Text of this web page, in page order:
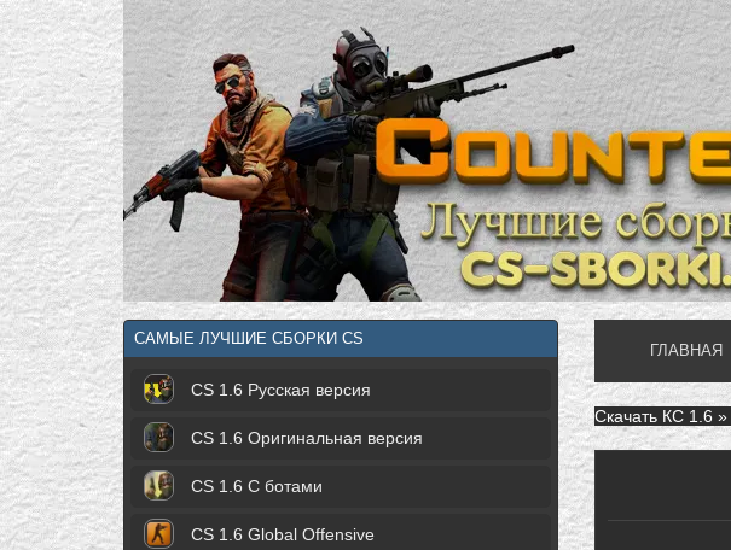
САМЫЕ ЛУЧШИЕ СБОРКИ CS
CS 1.6 Русская версия
CS 1.6 Оригинальная версия
CS 1.6 С ботами
CS 1.6 Global Offensive
ГЛАВНАЯ
Скачать КС 1.6 »